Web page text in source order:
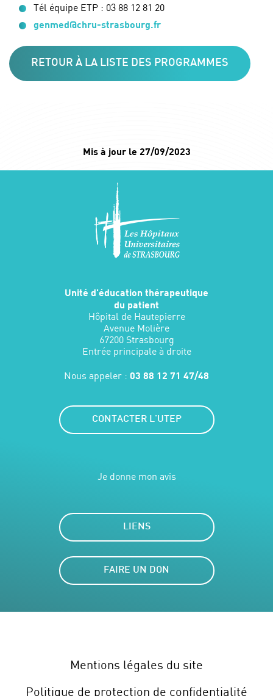
Tél équipe ETP : 03 88 12 81 20
genmed@chru-strasbourg.fr
RETOUR À LA LISTE DES PROGRAMMES
Mis à jour le 27/09/2023
Unité d'éducation thérapeutique
du patient
Hôpital de Hautepierre
Avenue Molière
67200 Strasbourg
Entrée principale à droite
Nous appeler : 03 88 12 71 47/48
CONTACTER L'UTEP
Je donne mon avis
LIENS
FAIRE UN DON
Mentions légales du site
Politique de protection de confidentialité